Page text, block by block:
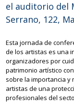
el auditorio del
Serrano, 122,
Esta jornada de
de los artistas es una
organizadores por
patrimonio artístico
sobre la importancia y
artistas de una
profesionales del